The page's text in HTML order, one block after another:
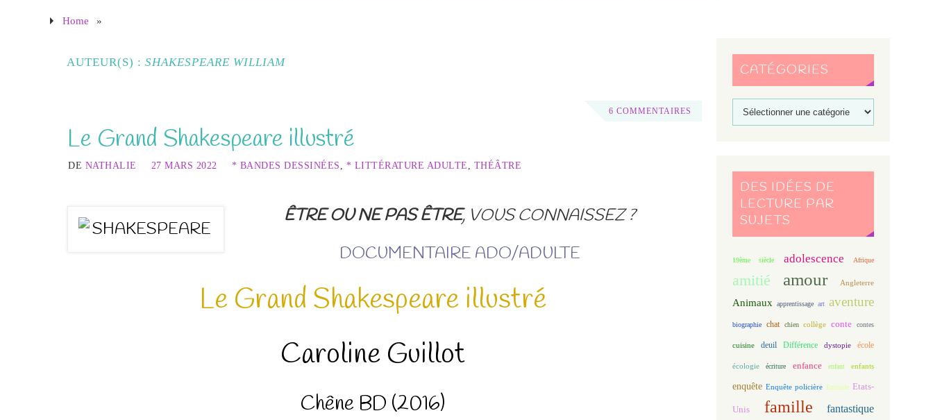
Home »
AUTEUR(S) : SHAKESPEARE WILLIAM
6 COMMENTAIRES
Le Grand Shakespeare illustré
DE NATHALIE 27 MARS 2022 * BANDES DESSINÉES * LITTÉRATURE ADULTE THÉÂTRE
ÊTRE OU NE PAS ÊTRE, VOUS CONNAISSEZ ?
DOCUMENTAIRE ADO/ADULTE
Le Grand Shakespeare illustré
Caroline Guillot
Chêne BD (2016)
CATÉGORIES
DES IDÉES DE
LECTURE PAR
SUJETS
19ème siècle adolescence Afrique
amitié amour Angleterre
Animaux apprentissage art aventure
biographie chat chien collège conte contes
cuisine deuil Différence dystopie école
écologie écriture enfance enfant enfants
enquête Enquête policière Entraide Etats-
Unis famille fantastique